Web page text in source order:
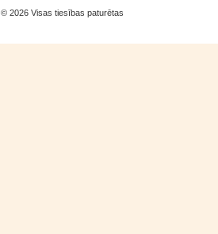
© 2026 Visas tiesības paturētas